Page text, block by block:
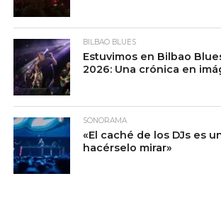
BILBAO BLUES
Estuvimos en Bilbao
2026: Una crónica en
SONORAMA
«El caché de los DJs es
hacérselo mirar»